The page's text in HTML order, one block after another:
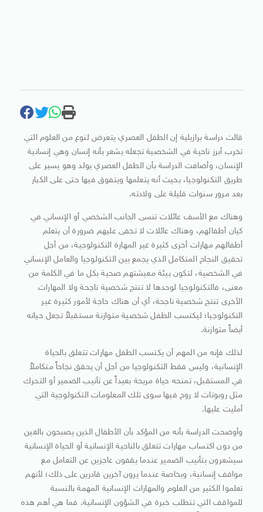
قالت دراسة برازيلية إن الطفل العصري يتعرض لنوع من العلوم التي
تخرب أبرز ناحية في الشخصية تجعله يشعر بأنه إنسان وهي إنسانية
الإنسان، وأضافت الدراسة بأن الطفل العصري يولد وهو يسير على
طريق التكنولوجيا، بحيث أنه يتعلمها ويتفوق فيها حتى على الكبار
بعد مرور سنوات قليلة على ولادته.
وهناك مع الأسف عائلات تنسى الجانب الشخصي أو الإنساني في
كيان أطفالهم، وهناك عائلات لا تخفى عليهم ضرورة أن يتعلم
أطفالهم مهارات أخرى كثيرة غير المهارة التكنولوجية، من أجل
تحقيق النجاح المتكامل الذي يجمع بين التكنولوجيا والعامل الإنساني
في الشخصية، لتكون بيئة معيشتهم صحية بكل ما في الكلمة من
معنى، فالتكنولوجيا لوحدها لا تنتج شخصية ناجحة ولا المهارات
الأخرى تنتج شخصية ناجحة، أي أن هناك حاجة لأمور كثيرة غير
التكنولوجيا؛ ليكتسب الطفل شخصية متوازنة مستقبلاً تجعل حياته
أيضاً متوازنة.
لذلك فإنه من المهم أن يكتسب الطفل مهارات تتعلق بالحياة
الإنسانية، وليس فقط التكنولوجيا من أجل أن يحقق نجاحاً متكاملاً
في المستقبل، تمنحه حياة مريحة بعيداً عن تأنيب الضمير أو التحرك
مثل روبوتات لا روح فيها سوى تلك المعلومات التكنولوجية التي
أمليت عليها.
وأوضحت الدراسة بأنه من المؤكد بأن الأطفال الذين يصبحون بالغين
من دون اكتساب مهارات تتعلق بالناحية الإنسانية أو الحياة الإنسانية
سيشعرون بتأنيب الضمير عندما يقفون عاجزين عن التعامل مع
مواقف إنسانية، وبخاصة عندما يرون آخرين قادرين على ذلك؛ لأنهم
تعلموا الكثير من العلوم والمهارات الإنسانية المهمة بالنسبة
للمواقف التي تتطلب خبرة في الشؤون الإنسانية. فما هي أهم هذه